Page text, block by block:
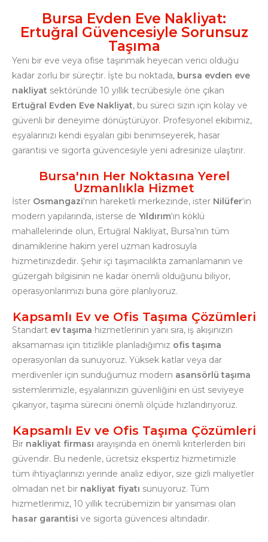
Bursa Evden Eve Nakliyat:
Ertuğral Güvencesiyle Sorunsuz
Taşıma
Yeni bir eve veya ofise taşınmak heyecan verici olduğu
kadar zorlu bir süreçtir. İşte bu noktada, bursa evden eve
nakliyat sektöründe 10 yıllık tecrübesiyle öne çıkan
Ertuğral Evden Eve Nakliyat, bu süreci sizin için kolay ve
güvenli bir deneyime dönüştürüyor. Profesyonel ekibimiz,
eşyalarınızı kendi eşyaları gibi benimseyerek, hasar
garantisi ve sigorta güvencesiyle yeni adresinize ulaştırır.
Bursa'nın Her Noktasına Yerel
Uzmanlıkla Hizmet
İster Osmangazi‘nin hareketli merkezinde, ister Nilüfer‘in
modern yapılarında, isterse de Yıldırım‘ın köklü
mahallelerinde olun, Ertuğral Nakliyat, Bursa’nın tüm
dinamiklerine hakim yerel uzman kadrosuyla
hizmetinizdedir. Şehir içi taşımacılıkta zamanlamanın ve
güzergah bilgisinin ne kadar önemli olduğunu biliyor,
operasyonlarımızı buna göre planlıyoruz.
Kapsamlı Ev ve Ofis Taşıma Çözümleri
Standart ev taşıma hizmetlerinin yanı sıra, iş akışınızın
aksamaması için titizlikle planladığımız ofis taşıma
operasyonları da sunuyoruz. Yüksek katlar veya dar
merdivenler için sunduğumuz modern asansörlü taşıma
sistemlerimizle, eşyalarınızın güvenliğini en üst seviyeye
çıkarıyor, taşıma sürecini önemli ölçüde hızlandırıyoruz.
Kapsamlı Ev ve Ofis Taşıma Çözümleri
Bir nakliyat firması arayışında en önemli kriterlerden biri
güvendir. Bu nedenle, ücretsiz ekspertiz hizmetimizle
tüm ihtiyaçlarınızı yerinde analiz ediyor, size gizli maliyetler
olmadan net bir nakliyat fiyatı sunuyoruz. Tüm
hizmetlerimiz, 10 yıllık tecrübemizin bir yansıması olan
hasar garantisi ve sigorta güvencesi altındadır.